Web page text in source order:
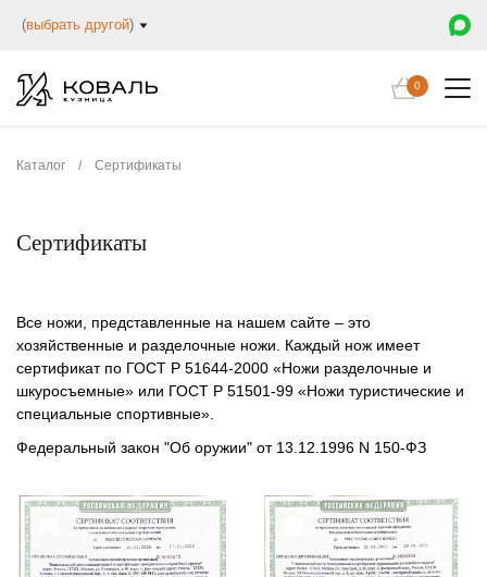
(выбрать другой)
0
Каталог / Сертификаты
Сертификаты
Все ножи, представленные на нашем сайте – это
хозяйственные и разделочные ножи. Каждый нож имеет
сертификат по ГОСТ Р 51644-2000 «Ножи разделочные и
шкуросъемные» или ГОСТ Р 51501-99 «Ножи туристические и
специальные спортивные».
Федеральный закон "Об оружии" от 13.12.1996 N 150-ФЗ